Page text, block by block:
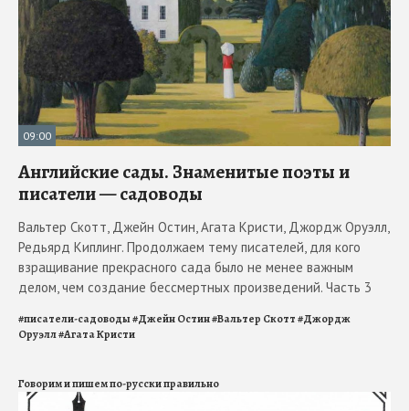
09:00
Английские сады. Знаменитые поэты и
писатели — садоводы
Вальтер Скотт, Джейн Остин, Агата Кристи, Джордж Оруэлл,
Редьярд Киплинг. Продолжаем тему писателей, для кого
взращивание прекрасного сада было не менее важным
делом, чем создание бессмертных произведений. Часть 3
#писатели-садоводы#Джейн Остин#Вальтер Скотт#Джордж
Оруэлл#Агата Кристи
Говорим и пишем по-русски правильно